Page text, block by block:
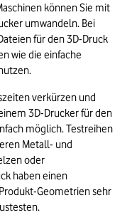
können Sie mit
umwandeln. Bei
für den 3D-Druck
wie die einfache
verkürzen und
3D-Drucker für den
möglich. Testreihen
Metall- und
oder
haben einen
Geometrien sehr